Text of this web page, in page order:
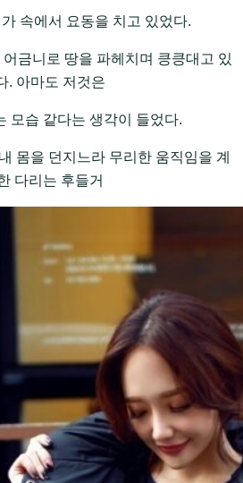
속에서 요동을 치고 있었다.
금니로 땅을 파헤치며 킁킁대고 있
. 아마도 저것은
모습 같다는 생각이 들었다.
몸을 던지느라 무리한 움직임을 계
다리는 후들거